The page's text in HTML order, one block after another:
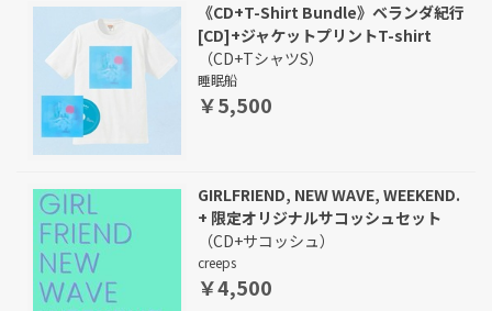
《CD+T-Shirt Bundle》ベランダ紀行
[CD]+ジャケットプリントT-shirt
（CD+TシャツS）
睡眠船
￥5,500
GIRLFRIEND, NEW WAVE, WEEKEND.
+ 限定オリジナルサコッシュセット
（CD+サコッシュ）
creeps
￥4,500